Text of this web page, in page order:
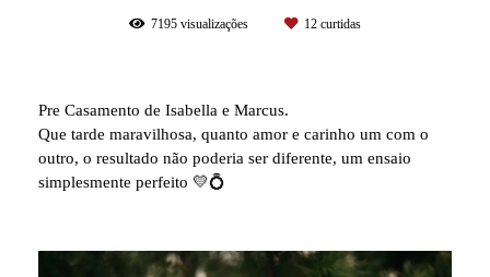
7195 visualizações 12 curtidas
Pre Casamento de Isabella e Marcus.
Que tarde maravilhosa, quanto amor e carinho um com o
outro, o resultado não poderia ser diferente, um ensaio
simplesmente perfeito 💛💍